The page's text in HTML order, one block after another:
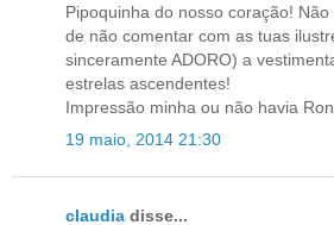
Pipoquinha do nosso coração!
de não comentar com as tuas
sinceramente ADORO) a
estrelas ascendentes!
Impressão minha ou não havia
19 maio, 2014 21:30
claudia disse...